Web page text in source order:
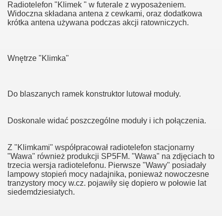
Radiotelefon "Klimek " w futerale z wyposażeniem.
Widoczna składana antena z cewkami, oraz dodatkowa
krótka antena używana podczas akcji ratowniczych.
Wnętrze "Klimka"
Do blaszanych ramek konstruktor lutował moduły.
Doskonale widać poszczególne moduły i ich połączenia.
Z "Klimkami" współpracował radiotelefon stacjonarny
"Wawa" również produkcji SP5FM. "Wawa" na zdjęciach to
trzecia wersja radiotelefonu. Pierwsze "Wawy" posiadały
lampowy stopień mocy nadajnika, ponieważ nowoczesne
tranzystory mocy w.cz. pojawiły się dopiero w połowie lat
siedemdziesiatych.
w Bieszczadach